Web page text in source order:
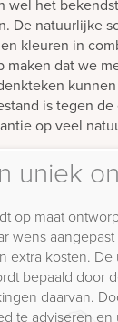
wel het
De natuurlijke
kleuren in
dat we
is tegen
op veel
uniek
op maat
wens
extra kosten. De
bepaald door
daarvan.
te adviseren